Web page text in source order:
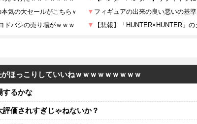
ほっこりしていいねｗｗｗｗｗｗｗｗｗ
するかな
価されすぎじゃねないか？